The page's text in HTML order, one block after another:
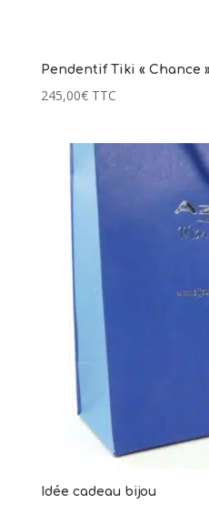
Pendentif Tiki « Chance
245,00€ TTC
Idée cadeau bijou